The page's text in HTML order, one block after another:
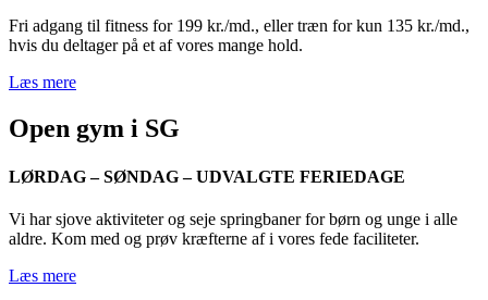
Fri adgang til fitness for 199 kr./md., eller træn for kun 135 kr./md.,
hvis du deltager på et af vores mange hold.
Læs mere
Open gym i SG
LØRDAG – SØNDAG – UDVALGTE FERIEDAGE
Vi har sjove aktiviteter og seje springbaner for børn og unge i alle
aldre. Kom med og prøv kræfterne af i vores fede faciliteter.
Læs mere